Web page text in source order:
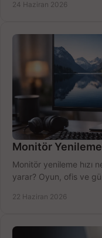
24 Haziran 2026
Monitör Yenileme
Monitör yenileme hızı
yarar? Oyun, ofis ve
22 Haziran 2026